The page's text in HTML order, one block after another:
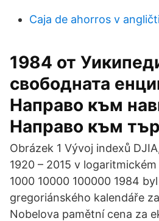
Caja de ahorros v
1984 от
свободната
Направо към
Направо към
Obrázek 1 Vývoj indexů
1920 – 2015 v
1000 10000 100000 1984
gregoriánského kalendáře
Nobelova pamětní cena za